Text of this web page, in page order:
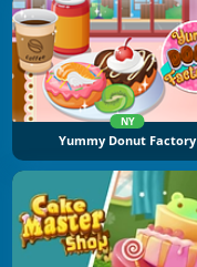
NY
Yummy Donut Factory